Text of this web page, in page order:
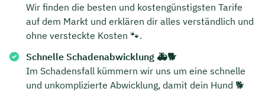
Wir finden die besten und kostengünstigsten Tarife
auf dem Markt und erklären dir alles verständlich und
ohne versteckte Kosten 🐾.
Schnelle Schadenabwicklung 🚑🐕
Im Schadensfall kümmern wir uns um eine schnelle
und unkomplizierte Abwicklung, damit dein Hund 🐕